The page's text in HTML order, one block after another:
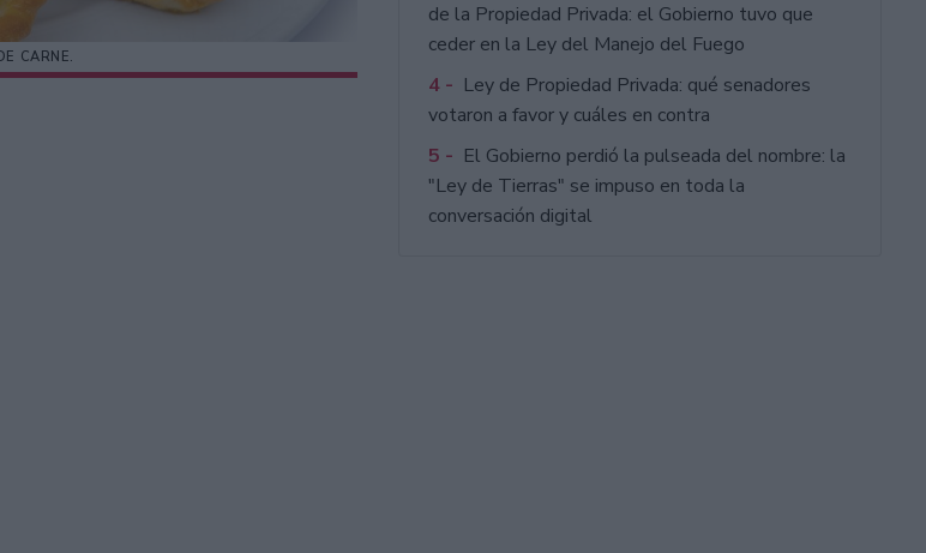
CARNE.
de la Propiedad Privada: el Gobierno tuvo que
ceder en la Ley del Manejo del Fuego
4 - Ley de Propiedad Privada: qué senadores
votaron a favor y cuáles en contra
5 - El Gobierno perdió la pulseada del nombre: la
"Ley de Tierras" se impuso en toda la
conversación digital